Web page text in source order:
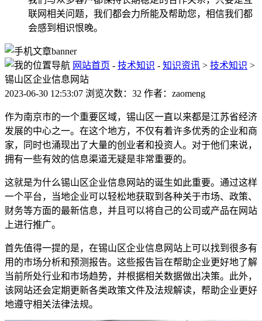
联网相关问题，我们都会力所能及帮助您，相信我们都
会感到相识恨晚。
网站首页 - 技术知识 - 知识资讯 > 技术知识 >
锡山区企业信息网站
2023-06-30 12:53:07 浏览次数：32 作者：zaomeng
作为南京市的一个重要区域，锡山区一直以来都是江苏省经济
发展的中心之一。在这个地方，不仅有着许多优秀的企业和商
家，同时也涌现出了大量的创业者和投资人。对于他们来说，
拥有一些有效的信息渠道无疑是非常重要的。
这就是为什么锡山区企业信息网站的诞生如此重要。通过这样
一个平台，当地企业可以轻松地获取到各种关于市场、政策、
财务等方面的最新信息，并且可以将自己的公司或产品在网站
上进行推广。
首先值得一提的是，在锡山区企业信息网站上可以找到很多有
用的市场分析和预测报告。这些报告旨在帮助企业更好地了解
当前所处行业和市场趋势，并根据相关数据做出决策。此外，
该网站还会定期更新各类政策文件及法规解读，帮助企业更好
地遵守相关法律法规。